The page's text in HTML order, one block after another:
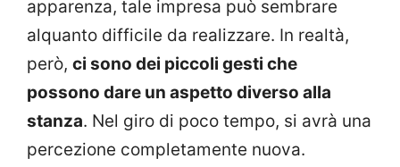
apparenza, tale impresa può sembrare
alquanto difficile da realizzare. In realtà,
però, ci sono dei piccoli gesti che
possono dare un aspetto diverso alla
stanza. Nel giro di poco tempo, si avrà una
percezione completamente nuova.